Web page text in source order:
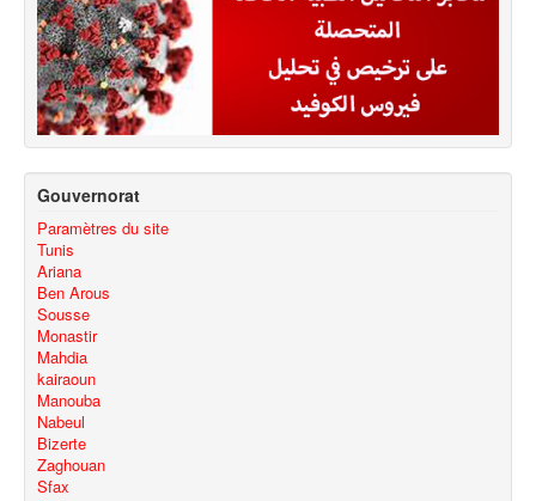
Gouvernorat
Paramètres du site
Tunis
Ariana
Ben Arous
Sousse
Monastir
Mahdia
kairaoun
Manouba
Nabeul
Bizerte
Zaghouan
Sfax